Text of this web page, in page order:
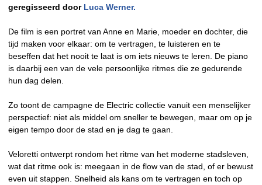
geregisseerd door Luca Werner.
De film is een portret van Anne en Marie, moeder en dochter, die
tijd maken voor elkaar: om te vertragen, te luisteren en te
beseffen dat het nooit te laat is om iets nieuws te leren. De piano
is daarbij een van de vele persoonlijke ritmes die ze gedurende
hun dag delen.
Zo toont de campagne de Electric collectie vanuit een menselijker
perspectief: niet als middel om sneller te bewegen, maar om op je
eigen tempo door de stad en je dag te gaan.
Veloretti ontwerpt rondom het ritme van het moderne stadsleven,
wat dat ritme ook is: meegaan in de flow van de stad, of er bewust
even uit stappen. Snelheid als kans om te vertragen en toch op